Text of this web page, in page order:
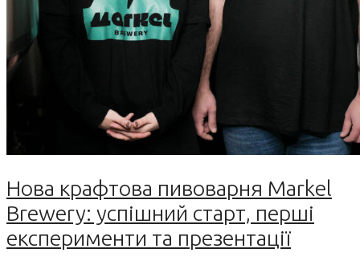
Нова крафтова пивоварня Markel
Brewery: успішний старт, перші
експерименти та презентації